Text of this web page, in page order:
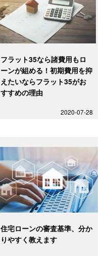
フラット35なら諸費用もロ
ーンが組める！初期費用を抑
えたいならフラット35がお
すすめの理由
2020-07-28
住宅ローンの審査基準、分か
りやすく教えます